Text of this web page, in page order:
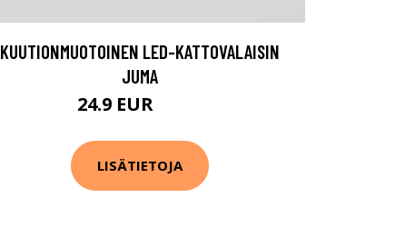
KUUTIONMUOTOINEN LED-KATTOVALAISIN
JUMA
24.9 EUR
LISÄTIETOJA